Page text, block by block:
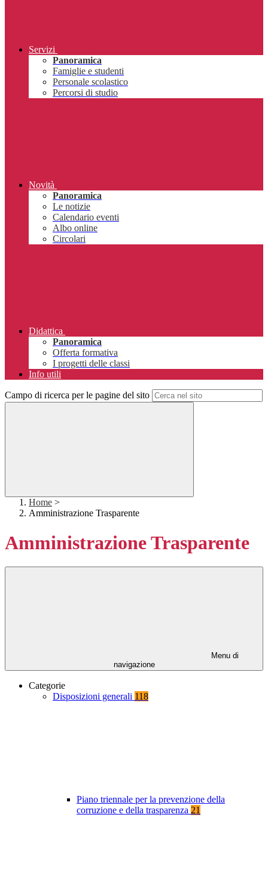
Servizi
Panoramica
Famiglie e studenti
Personale scolastico
Percorsi di studio
Novità
Panoramica
Le notizie
Calendario eventi
Albo online
Circolari
Didattica
Panoramica
Offerta formativa
I progetti delle classi
Info utili
Campo di ricerca per le pagine del sito
Home >
Amministrazione Trasparente
Amministrazione Trasparente
Menu di
navigazione
Categorie
Disposizioni generali 118
Piano triennale per la prevenzione della
corruzione e della trasparenza 21